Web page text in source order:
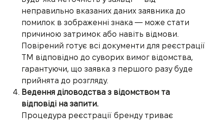
неправильно вказаних даних заявника до
помилок в зображенні знака — може стати
причиною затримок або навіть відмови.
Повірений готує всі документи для реєстрації
ТМ відповідно до суворих вимог відомства,
гарантуючи, що заявка з першого разу буде
прийнята до розгляду.
Ведення діловодства з відомством та
відповіді на запити.
Процедура реєстрації бренду триває